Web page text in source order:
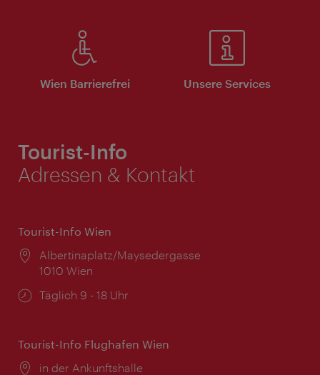
Wien Barrierefrei Unsere Services
Tourist-Info
Adressen & Kontakt
Tourist-Info Wien
Ort:
Albertinaplatz/Maysedergasse
1010 Wien
Öffnungszeiten:
Täglich 9 - 18 Uhr
Tourist-Info Flughafen Wien
Ort:
in der Ankunftshalle